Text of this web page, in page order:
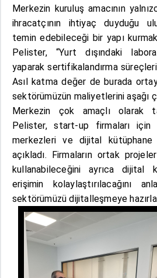
Merkezin kuruluş amacının
ihracatçının ihtiyaç duyduğu
temin edebileceği bir yapı
Pelister, “Yurt dışındaki
yaparak sertifikalandırma
Asıl katma değer de burada
sektörümüzün maliyetlerini aşağı
Merkezin çok amaçlı olarak
Pelister, start-up firmaları için
merkezleri ve dijital kütüphane
açıkladı. Firmaların ortak
kullanabileceğini ayrıca dijital
erişimin kolaylaştırılacağını
sektörümüzü dijitalleşmeye